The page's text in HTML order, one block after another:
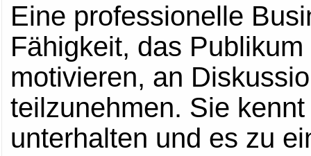
Eine professionelle
Fähigkeit, das
motivieren, an
teilzunehmen. Sie
unterhalten und es zu